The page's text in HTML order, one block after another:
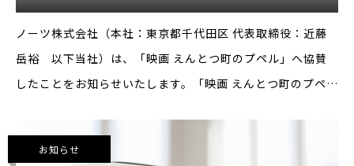
ノーツ株式会社（本社：東京都千代田区 代表取締役：近藤
岳裕 以下当社）は、「映画 えんとつ町のプペル」へ協賛
したことをお知らせいたします。「映画 えんとつ町のプペ
本「えんとつ町のプぺル」が、ついに映画化！原作者のキ
お知らせ